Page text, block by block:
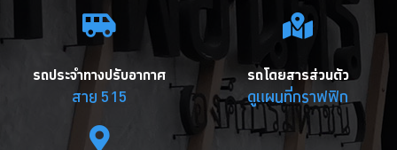
รถประจำทางปรับอากาศ
สาย 515
รถโดยสารส่วนตัว
ดูแผนที่กราฟฟิก